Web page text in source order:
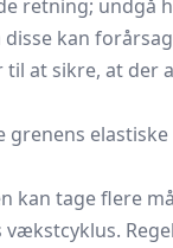
retning; undgå
kan
at sikre, at der
grenens
kan tage flere